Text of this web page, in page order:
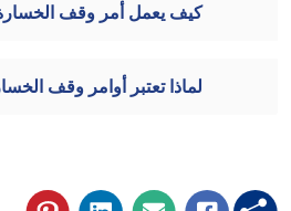
كيف يعمل أمر وقف
لماذا تعتبر أوامر وقف